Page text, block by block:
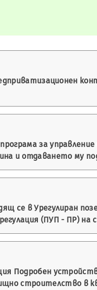
за
и отдаването му
се в Урегулиран
(ПУП - ПР) на
Подробен
строителство в